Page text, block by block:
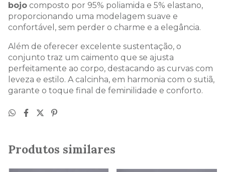
bojo composto por 95% poliamida e 5% elastano,
proporcionando uma modelagem suave e
confortável, sem perder o charme e a elegância.
Além de oferecer excelente sustentação, o
conjunto traz um caimento que se ajusta
perfeitamente ao corpo, destacando as curvas com
leveza e estilo. A calcinha, em harmonia com o sutiã,
garante o toque final de feminilidade e conforto.
Produtos similares